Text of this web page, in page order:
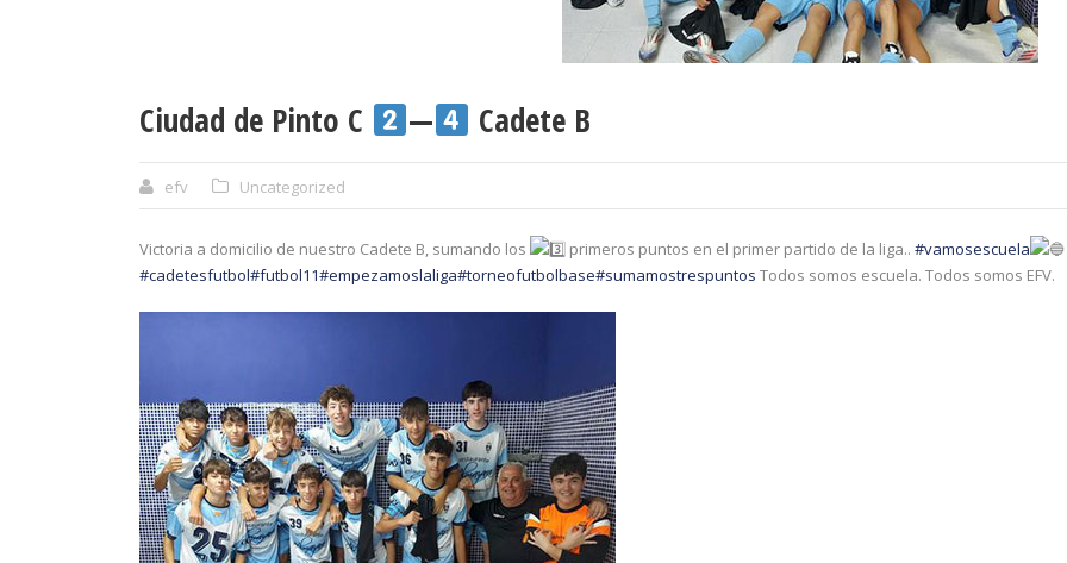
Ciudad de Pinto C — Cadete B
efv Uncategorized
Victoria a domicilio de nuestro Cadete B, sumando los primeros puntos en el primer partido de la liga.. #vamosescuela
#cadetesfutbol#futbol11#empezamoslaliga#torneofutbolbase#sumamostrespuntos Todos somos escuela. Todos somos EFV.